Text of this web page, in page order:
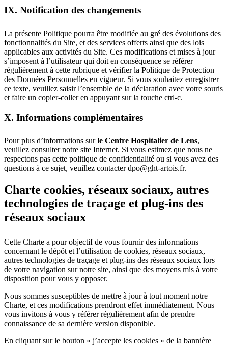
IX. Notification des changements
La présente Politique pourra être modifiée au gré des évolutions des
fonctionnalités du Site, et des services offerts ainsi que des lois
applicables aux activités du Site. Ces modifications et mises à jour
s’imposent à l’utilisateur qui doit en conséquence se référer
régulièrement à cette rubrique et vérifier la Politique de Protection
des Données Personnelles en vigueur. Si vous souhaitez enregistrer
ce texte, veuillez saisir l’ensemble de la déclaration avec votre souris
et faire un copier-coller en appuyant sur la touche ctrl-c.
X. Informations complémentaires
Pour plus d’informations surle Centre Hospitalier de Lens,
veuillez consulter notre site Internet. Si vous estimez que nous ne
respectons pas cette politique de confidentialité ou si vous avez des
questions à ce sujet, veuillez contacter dpo@ght-artois.fr.
Charte cookies, réseaux sociaux, autres
technologies de traçage et plug-ins des
réseaux sociaux
Cette Charte a pour objectif de vous fournir des informations
concernant le dépôt et l’utilisation de cookies, réseaux sociaux,
autres technologies de traçage et plug-ins des réseaux sociaux lors
de votre navigation sur notre site, ainsi que des moyens mis à votre
disposition pour vous y opposer.
Nous sommes susceptibles de mettre à jour à tout moment notre
Charte, et ces modifications prendront effet immédiatement. Nous
vous invitons à vous y référer régulièrement afin de prendre
connaissance de sa dernière version disponible.
En cliquant sur le bouton « j’accepte les cookies » de la bannière